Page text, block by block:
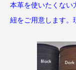
本革を使いたくない
紐をご用意します。